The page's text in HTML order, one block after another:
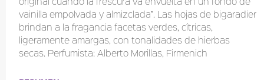
vainilla empolvada y almizclada”. Las hojas de bigaradier
brindan a la fragancia facetas verdes, cítricas,
ligeramente amargas, con tonalidades de hierbas
secas. Perfumista: Alberto Morillas, Firmenich